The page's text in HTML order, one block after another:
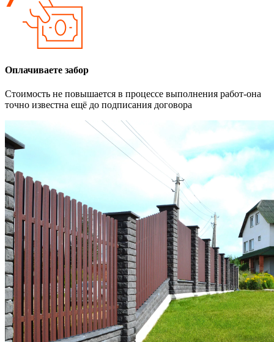
Оплачиваете забор
Стоимость не повышается в процессе выполнения работ-она
точно известна ещё до подписания договора